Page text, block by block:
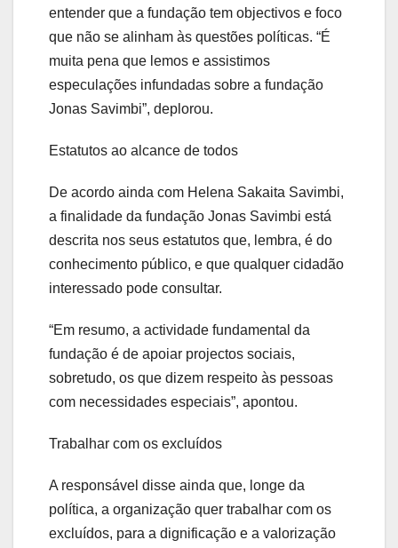
entender que a fundação tem objectivos e foco
que não se alinham às questões políticas. “É
muita pena que lemos e assistimos
especulações infundadas sobre a fundação
Jonas Savimbi”, deplorou.
Estatutos ao alcance de todos
De acordo ainda com Helena Sakaita Savimbi,
a finalidade da fundação Jonas Savimbi está
descrita nos seus estatutos que, lembra, é do
conhecimento público, e que qualquer cidadão
interessado pode consultar.
“Em resumo, a actividade fundamental da
fundação é de apoiar projectos sociais,
sobretudo, os que dizem respeito às pessoas
com necessidades especiais”, apontou.
Trabalhar com os excluídos
A responsável disse ainda que, longe da
política, a organização quer trabalhar com os
excluídos, para a dignificação e a valorização